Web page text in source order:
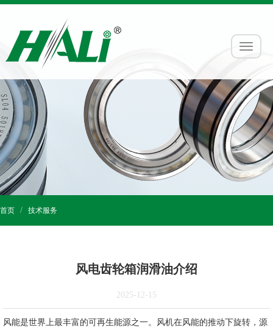
首页 技术服务
风电齿轮箱润滑油介绍
2025-12-15
风能是世界上最丰富的可再生能源之一。风机在风能的推动下旋转，源